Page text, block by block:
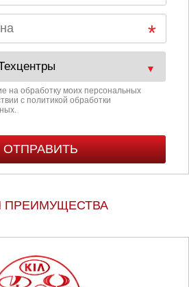
на обработку моих персональных
с политикой обработки
ПРЕИМУЩЕСТВА